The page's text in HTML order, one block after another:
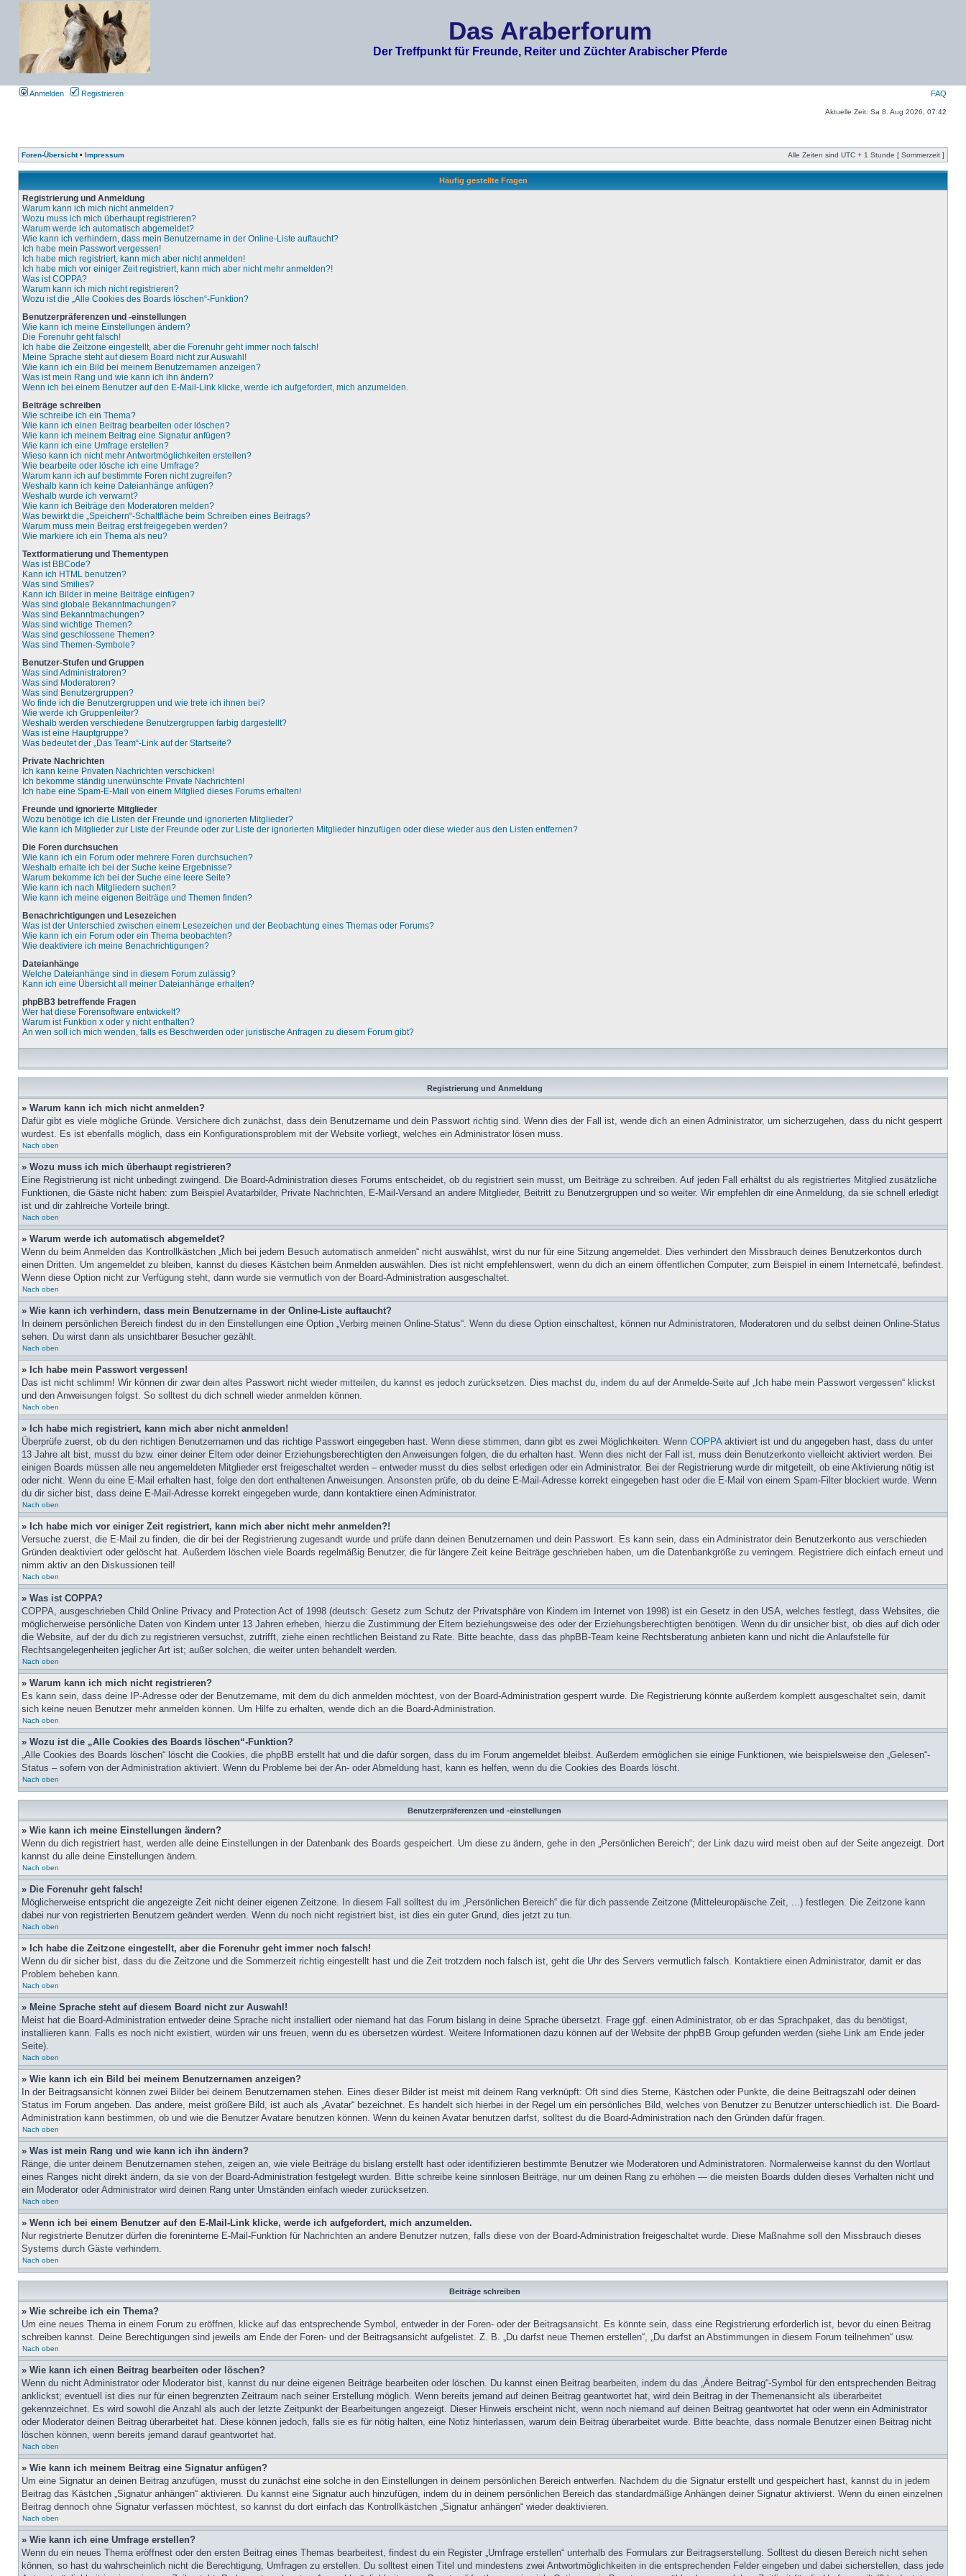
Das Araberforum
Der Treffpunkt für Freunde, Reiter und Züchter Arabischer Pferde
Anmelden Registrieren FAQ
Aktuelle Zeit: Sa 8. Aug 2026, 07:42
Foren-Übersicht• Impressum Alle Zeiten sind UTC + 1 Stunde [ Sommerzeit ]
Häufig gestellte Fragen
Registrierung und Anmeldung
Warum kann ich mich nicht anmelden?
Wozu muss ich mich überhaupt registrieren?
Warum werde ich automatisch abgemeldet?
Wie kann ich verhindern, dass mein Benutzername in der Online-Liste auftaucht?
Ich habe mein Passwort vergessen!
Ich habe mich registriert, kann mich aber nicht anmelden!
Ich habe mich vor einiger Zeit registriert, kann mich aber nicht mehr anmelden?!
Was ist COPPA?
Warum kann ich mich nicht registrieren?
Wozu ist die „Alle Cookies des Boards löschen“-Funktion?
Benutzerpräferenzen und -einstellungen
Wie kann ich meine Einstellungen ändern?
Die Forenuhr geht falsch!
Ich habe die Zeitzone eingestellt, aber die Forenuhr geht immer noch falsch!
Meine Sprache steht auf diesem Board nicht zur Auswahl!
Wie kann ich ein Bild bei meinem Benutzernamen anzeigen?
Was ist mein Rang und wie kann ich ihn ändern?
Wenn ich bei einem Benutzer auf den E-Mail-Link klicke, werde ich aufgefordert, mich anzumelden.
Beiträge schreiben
Wie schreibe ich ein Thema?
Wie kann ich einen Beitrag bearbeiten oder löschen?
Wie kann ich meinem Beitrag eine Signatur anfügen?
Wie kann ich eine Umfrage erstellen?
Wieso kann ich nicht mehr Antwortmöglichkeiten erstellen?
Wie bearbeite oder lösche ich eine Umfrage?
Warum kann ich auf bestimmte Foren nicht zugreifen?
Weshalb kann ich keine Dateianhänge anfügen?
Weshalb wurde ich verwarnt?
Wie kann ich Beiträge den Moderatoren melden?
Was bewirkt die „Speichern“-Schaltfläche beim Schreiben eines Beitrags?
Warum muss mein Beitrag erst freigegeben werden?
Wie markiere ich ein Thema als neu?
Textformatierung und Thementypen
Was ist BBCode?
Kann ich HTML benutzen?
Was sind Smilies?
Kann ich Bilder in meine Beiträge einfügen?
Was sind globale Bekanntmachungen?
Was sind Bekanntmachungen?
Was sind wichtige Themen?
Was sind geschlossene Themen?
Was sind Themen-Symbole?
Benutzer-Stufen und Gruppen
Was sind Administratoren?
Was sind Moderatoren?
Was sind Benutzergruppen?
Wo finde ich die Benutzergruppen und wie trete ich ihnen bei?
Wie werde ich Gruppenleiter?
Weshalb werden verschiedene Benutzergruppen farbig dargestellt?
Was ist eine Hauptgruppe?
Was bedeutet der „Das Team“-Link auf der Startseite?
Private Nachrichten
Ich kann keine Privaten Nachrichten verschicken!
Ich bekomme ständig unerwünschte Private Nachrichten!
Ich habe eine Spam-E-Mail von einem Mitglied dieses Forums erhalten!
Freunde und ignorierte Mitglieder
Wozu benötige ich die Listen der Freunde und ignorierten Mitglieder?
Wie kann ich Mitglieder zur Liste der Freunde oder zur Liste der ignorierten Mitglieder hinzufügen oder diese wieder aus den Listen entfernen?
Die Foren durchsuchen
Wie kann ich ein Forum oder mehrere Foren durchsuchen?
Weshalb erhalte ich bei der Suche keine Ergebnisse?
Warum bekomme ich bei der Suche eine leere Seite?
Wie kann ich nach Mitgliedern suchen?
Wie kann ich meine eigenen Beiträge und Themen finden?
Benachrichtigungen und Lesezeichen
Was ist der Unterschied zwischen einem Lesezeichen und der Beobachtung eines Themas oder Forums?
Wie kann ich ein Forum oder ein Thema beobachten?
Wie deaktiviere ich meine Benachrichtigungen?
Dateianhänge
Welche Dateianhänge sind in diesem Forum zulässig?
Kann ich eine Übersicht all meiner Dateianhänge erhalten?
phpBB3 betreffende Fragen
Wer hat diese Forensoftware entwickelt?
Warum ist Funktion x oder y nicht enthalten?
An wen soll ich mich wenden, falls es Beschwerden oder juristische Anfragen zu diesem Forum gibt?
Registrierung und Anmeldung
» Warum kann ich mich nicht anmelden?
Dafür gibt es viele mögliche Gründe. Versichere dich zunächst, dass dein Benutzername und dein Passwort richtig sind. Wenn dies der Fall ist, wende dich an einen Administrator, um sicherzugehen, dass du nicht gesperrt
wurdest. Es ist ebenfalls möglich, dass ein Konfigurationsproblem mit der Website vorliegt, welches ein Administrator lösen muss.
Nach oben
» Wozu muss ich mich überhaupt registrieren?
Eine Registrierung ist nicht unbedingt zwingend. Die Board-Administration dieses Forums entscheidet, ob du registriert sein musst, um Beiträge zu schreiben. Auf jeden Fall erhältst du als registriertes Mitglied zusätzliche
Funktionen, die Gäste nicht haben: zum Beispiel Avatarbilder, Private Nachrichten, E-Mail-Versand an andere Mitglieder, Beitritt zu Benutzergruppen und so weiter. Wir empfehlen dir eine Anmeldung, da sie schnell erledigt
ist und dir zahlreiche Vorteile bringt.
Nach oben
» Warum werde ich automatisch abgemeldet?
Wenn du beim Anmelden das Kontrollkästchen „Mich bei jedem Besuch automatisch anmelden“ nicht auswählst, wirst du nur für eine Sitzung angemeldet. Dies verhindert den Missbrauch deines Benutzerkontos durch
einen Dritten. Um angemeldet zu bleiben, kannst du dieses Kästchen beim Anmelden auswählen. Dies ist nicht empfehlenswert, wenn du dich an einem öffentlichen Computer, zum Beispiel in einem Internetcafé, befindest.
Wenn diese Option nicht zur Verfügung steht, dann wurde sie vermutlich von der Board-Administration ausgeschaltet.
Nach oben
» Wie kann ich verhindern, dass mein Benutzername in der Online-Liste auftaucht?
In deinem persönlichen Bereich findest du in den Einstellungen eine Option „Verbirg meinen Online-Status“. Wenn du diese Option einschaltest, können nur Administratoren, Moderatoren und du selbst deinen Online-Status
sehen. Du wirst dann als unsichtbarer Besucher gezählt.
Nach oben
» Ich habe mein Passwort vergessen!
Das ist nicht schlimm! Wir können dir zwar dein altes Passwort nicht wieder mitteilen, du kannst es jedoch zurücksetzen. Dies machst du, indem du auf der Anmelde-Seite auf „Ich habe mein Passwort vergessen“ klickst
und den Anweisungen folgst. So solltest du dich schnell wieder anmelden können.
Nach oben
» Ich habe mich registriert, kann mich aber nicht anmelden!
Überprüfe zuerst, ob du den richtigen Benutzernamen und das richtige Passwort eingegeben hast. Wenn diese stimmen, dann gibt es zwei Möglichkeiten. Wenn COPPAaktiviert ist und du angegeben hast, dass du unter
13 Jahre alt bist, musst du bzw. einer deiner Eltern oder deiner Erziehungsberechtigten den Anweisungen folgen, die du erhalten hast. Wenn dies nicht der Fall ist, muss dein Benutzerkonto vielleicht aktiviert werden. Bei
einigen Boards müssen alle neu angemeldeten Mitglieder erst freigeschaltet werden – entweder musst du dies selbst erledigen oder ein Administrator. Bei der Registrierung wurde dir mitgeteilt, ob eine Aktivierung nötig ist
oder nicht. Wenn du eine E-Mail erhalten hast, folge den dort enthaltenen Anweisungen. Ansonsten prüfe, ob du deine E-Mail-Adresse korrekt eingegeben hast oder die E-Mail von einem Spam-Filter blockiert wurde. Wenn
du dir sicher bist, dass deine E-Mail-Adresse korrekt eingegeben wurde, dann kontaktiere einen Administrator.
Nach oben
» Ich habe mich vor einiger Zeit registriert, kann mich aber nicht mehr anmelden?!
Versuche zuerst, die E-Mail zu finden, die dir bei der Registrierung zugesandt wurde und prüfe dann deinen Benutzernamen und dein Passwort. Es kann sein, dass ein Administrator dein Benutzerkonto aus verschieden
Gründen deaktiviert oder gelöscht hat. Außerdem löschen viele Boards regelmäßig Benutzer, die für längere Zeit keine Beiträge geschrieben haben, um die Datenbankgröße zu verringern. Registriere dich einfach erneut und
nimm aktiv an den Diskussionen teil!
Nach oben
» Was ist COPPA?
COPPA, ausgeschrieben Child Online Privacy and Protection Act of 1998 (deutsch: Gesetz zum Schutz der Privatsphäre von Kindern im Internet von 1998) ist ein Gesetz in den USA, welches festlegt, dass Websites, die
möglicherweise persönliche Daten von Kindern unter 13 Jahren erheben, hierzu die Zustimmung der Eltern beziehungsweise des oder der Erziehungsberechtigten benötigen. Wenn du dir unsicher bist, ob dies auf dich oder
die Website, auf der du dich zu registrieren versuchst, zutrifft, ziehe einen rechtlichen Beistand zu Rate. Bitte beachte, dass das phpBB-Team keine Rechtsberatung anbieten kann und nicht die Anlaufstelle für
Rechtsangelegenheiten jeglicher Art ist; außer solchen, die weiter unten behandelt werden.
Nach oben
» Warum kann ich mich nicht registrieren?
Es kann sein, dass deine IP-Adresse oder der Benutzername, mit dem du dich anmelden möchtest, von der Board-Administration gesperrt wurde. Die Registrierung könnte außerdem komplett ausgeschaltet sein, damit
sich keine neuen Benutzer mehr anmelden können. Um Hilfe zu erhalten, wende dich an die Board-Administration.
Nach oben
» Wozu ist die „Alle Cookies des Boards löschen“-Funktion?
„Alle Cookies des Boards löschen“ löscht die Cookies, die phpBB erstellt hat und die dafür sorgen, dass du im Forum angemeldet bleibst. Außerdem ermöglichen sie einige Funktionen, wie beispielsweise den „Gelesen“-
Status – sofern von der Administration aktiviert. Wenn du Probleme bei der An- oder Abmeldung hast, kann es helfen, wenn du die Cookies des Boards löscht.
Nach oben
Benutzerpräferenzen und -einstellungen
» Wie kann ich meine Einstellungen ändern?
Wenn du dich registriert hast, werden alle deine Einstellungen in der Datenbank des Boards gespeichert. Um diese zu ändern, gehe in den „Persönlichen Bereich“; der Link dazu wird meist oben auf der Seite angezeigt. Dort
kannst du alle deine Einstellungen ändern.
Nach oben
» Die Forenuhr geht falsch!
Möglicherweise entspricht die angezeigte Zeit nicht deiner eigenen Zeitzone. In diesem Fall solltest du im „Persönlichen Bereich“ die für dich passende Zeitzone (Mitteleuropäische Zeit, ...) festlegen. Die Zeitzone kann
dabei nur von registrierten Benutzern geändert werden. Wenn du noch nicht registriert bist, ist dies ein guter Grund, dies jetzt zu tun.
Nach oben
» Ich habe die Zeitzone eingestellt, aber die Forenuhr geht immer noch falsch!
Wenn du dir sicher bist, dass du die Zeitzone und die Sommerzeit richtig eingestellt hast und die Zeit trotzdem noch falsch ist, geht die Uhr des Servers vermutlich falsch. Kontaktiere einen Administrator, damit er das
Problem beheben kann.
Nach oben
» Meine Sprache steht auf diesem Board nicht zur Auswahl!
Meist hat die Board-Administration entweder deine Sprache nicht installiert oder niemand hat das Forum bislang in deine Sprache übersetzt. Frage ggf. einen Administrator, ob er das Sprachpaket, das du benötigst,
installieren kann. Falls es noch nicht existiert, würden wir uns freuen, wenn du es übersetzen würdest. Weitere Informationen dazu können auf der Website der phpBB Group gefunden werden (siehe Link am Ende jeder
Seite).
Nach oben
» Wie kann ich ein Bild bei meinem Benutzernamen anzeigen?
In der Beitragsansicht können zwei Bilder bei deinem Benutzernamen stehen. Eines dieser Bilder ist meist mit deinem Rang verknüpft: Oft sind dies Sterne, Kästchen oder Punkte, die deine Beitragszahl oder deinen
Status im Forum angeben. Das andere, meist größere Bild, ist auch als „Avatar“ bezeichnet. Es handelt sich hierbei in der Regel um ein persönliches Bild, welches von Benutzer zu Benutzer unterschiedlich ist. Die Board-
Administration kann bestimmen, ob und wie die Benutzer Avatare benutzen können. Wenn du keinen Avatar benutzen darfst, solltest du die Board-Administration nach den Gründen dafür fragen.
Nach oben
» Was ist mein Rang und wie kann ich ihn ändern?
Ränge, die unter deinem Benutzernamen stehen, zeigen an, wie viele Beiträge du bislang erstellt hast oder identifizieren bestimmte Benutzer wie Moderatoren und Administratoren. Normalerweise kannst du den Wortlaut
eines Ranges nicht direkt ändern, da sie von der Board-Administration festgelegt wurden. Bitte schreibe keine sinnlosen Beiträge, nur um deinen Rang zu erhöhen — die meisten Boards dulden dieses Verhalten nicht und
ein Moderator oder Administrator wird deinen Rang unter Umständen einfach wieder zurücksetzen.
Nach oben
» Wenn ich bei einem Benutzer auf den E-Mail-Link klicke, werde ich aufgefordert, mich anzumelden.
Nur registrierte Benutzer dürfen die foreninterne E-Mail-Funktion für Nachrichten an andere Benutzer nutzen, falls diese von der Board-Administration freigeschaltet wurde. Diese Maßnahme soll den Missbrauch dieses
Systems durch Gäste verhindern.
Nach oben
Beiträge schreiben
» Wie schreibe ich ein Thema?
Um eine neues Thema in einem Forum zu eröffnen, klicke auf das entsprechende Symbol, entweder in der Foren- oder der Beitragsansicht. Es könnte sein, dass eine Registrierung erforderlich ist, bevor du einen Beitrag
schreiben kannst. Deine Berechtigungen sind jeweils am Ende der Foren- und der Beitragsansicht aufgelistet. Z. B. „Du darfst neue Themen erstellen“, „Du darfst an Abstimmungen in diesem Forum teilnehmen“ usw.
Nach oben
» Wie kann ich einen Beitrag bearbeiten oder löschen?
Wenn du nicht Administrator oder Moderator bist, kannst du nur deine eigenen Beiträge bearbeiten oder löschen. Du kannst einen Beitrag bearbeiten, indem du das „Ändere Beitrag“-Symbol für den entsprechenden Beitrag
anklickst; eventuell ist dies nur für einen begrenzten Zeitraum nach seiner Erstellung möglich. Wenn bereits jemand auf deinen Beitrag geantwortet hat, wird dein Beitrag in der Themenansicht als überarbeitet
gekennzeichnet. Es wird sowohl die Anzahl als auch der letzte Zeitpunkt der Bearbeitungen angezeigt. Dieser Hinweis erscheint nicht, wenn noch niemand auf deinen Beitrag geantwortet hat oder wenn ein Administrator
oder Moderator deinen Beitrag überarbeitet hat. Diese können jedoch, falls sie es für nötig halten, eine Notiz hinterlassen, warum dein Beitrag überarbeitet wurde. Bitte beachte, dass normale Benutzer einen Beitrag nicht
löschen können, wenn bereits jemand darauf geantwortet hat.
Nach oben
» Wie kann ich meinem Beitrag eine Signatur anfügen?
Um eine Signatur an deinen Beitrag anzufügen, musst du zunächst eine solche in den Einstellungen in deinem persönlichen Bereich entwerfen. Nachdem du die Signatur erstellt und gespeichert hast, kannst du in jedem
Beitrag das Kästchen „Signatur anhängen“ aktivieren. Du kannst eine Signatur auch hinzufügen, indem du in deinem persönlichen Bereich das standardmäßige Anhängen deiner Signatur aktivierst. Wenn du einen einzelnen
Beitrag dennoch ohne Signatur verfassen möchtest, so kannst du dort einfach das Kontrollkästchen „Signatur anhängen“ wieder deaktivieren.
Nach oben
» Wie kann ich eine Umfrage erstellen?
Wenn du ein neues Thema eröffnest oder den ersten Beitrag eines Themas bearbeitest, findest du ein Register „Umfrage erstellen“ unterhalb des Formulars zur Beitragserstellung. Solltest du diesen Bereich nicht sehen
können, so hast du wahrscheinlich nicht die Berechtigung, Umfragen zu erstellen. Du solltest einen Titel und mindestens zwei Antwortmöglichkeiten in die entsprechenden Felder eingeben und dabei sicherstellen, dass jede